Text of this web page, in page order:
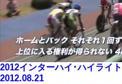
2012インターハイ･ハイライ
2012.08.21